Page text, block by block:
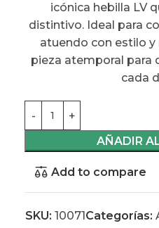
icónica hebilla LV
distintivo. Ideal para
atuendo con estilo y
pieza atemporal para
cada
AÑADIR
Add to compare
SKU: 10071 Categorías: